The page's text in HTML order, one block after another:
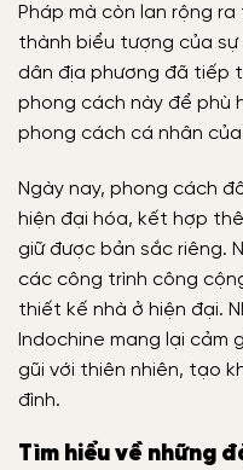
Pháp mà còn lan rộng
thành biểu tượng của
dân địa phương đã tiếp
phong cách này để phù
phong cách cá nhân
Ngày nay, phong cách
hiện đại hóa, kết hợp
giữ được bản sắc riêng.
các công trình công
thiết kế nhà ở hiện đại.
Indochine mang lại cảm
gũi với thiên nhiên, tạo
đình.
Tìm hiểu về những